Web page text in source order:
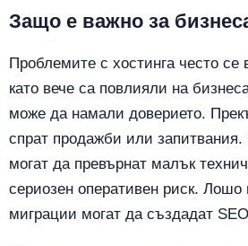
Защо е важно за
Проблемите с хостинга често се
като вече са повлияли на
може да намали доверието.
спрат продажби или
могат да превърнат малък
сериозен оперативен риск. Лошо
миграции могат да създадат